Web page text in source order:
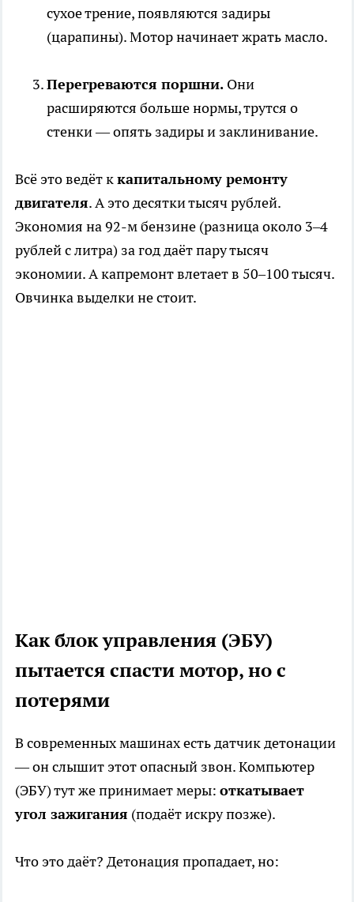
сухое трение, появляются задиры
(царапины). Мотор начинает жрать масло.
Перегреваются поршни. Они
расширяются больше нормы, трутся о
стенки — опять задиры и заклинивание.
Всё это ведёт ккапитальному ремонту
двигателя. А это десятки тысяч рублей.
Экономия на 92-м бензине (разница около 3–4
рублей с литра) за год даёт пару тысяч
экономии. А капремонт влетает в 50–100 тысяч.
Овчинка выделки не стоит.
Как блок управления (ЭБУ)
пытается спасти мотор, но с
потерями
В современных машинах есть датчик детонации
— он слышит этот опасный звон. Компьютер
(ЭБУ) тут же принимает меры: откатывает
угол зажигания (подаёт искру позже).
Что это даёт? Детонация пропадает, но: